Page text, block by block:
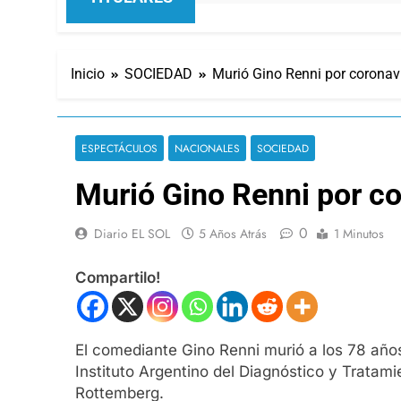
Inicio SOCIEDAD Murió Gino Renni por
ESPECTÁCULOS NACIONALES SOCIEDAD
Murió Gino Renni por
Diario EL SOL 5 Años Atrás 0 1 Minutos
Compartilo!
El comediante Gino Renni murió a los 78
Instituto Argentino del Diagnóstico y
Rottemberg.